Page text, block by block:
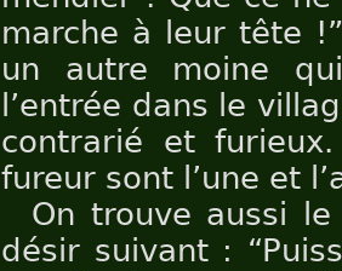
marche à leur tête
un autre moine
l’entrée dans le
contrarié et
fureur sont l’une et
On trouve aussi
désir suivant :